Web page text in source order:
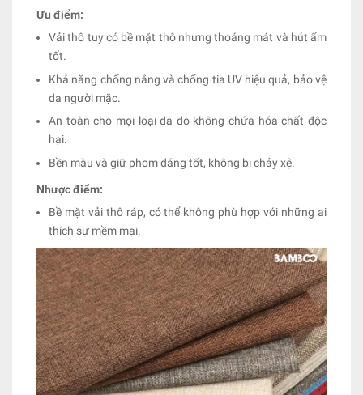
Ưu điểm:
Vải thô tuy có bề mặt thô nhưng thoáng mát và hút ẩm
tốt.
Khả năng chống nắng và chống tia UV hiệu quả, bảo vệ
da người mặc.
An toàn cho mọi loại da do không chứa hóa chất độc
hại.
Bền màu và giữ phom dáng tốt, không bị chảy xệ.
Nhược điểm:
Bề mặt vải thô ráp, có thể không phù hợp với những ai
thích sự mềm mại.